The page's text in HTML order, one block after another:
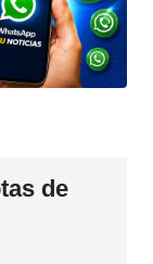
de